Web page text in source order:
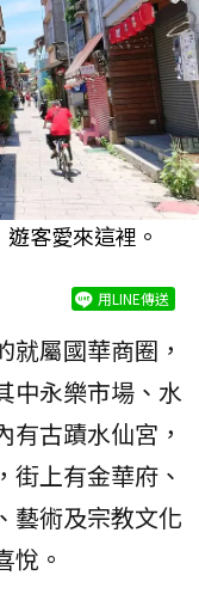
客愛來這裡。
用LINE傳送
就屬國華商圈，
中永樂市場、水
古蹟水仙宮，
街上有金華府、
藝術及宗教文化
悅。